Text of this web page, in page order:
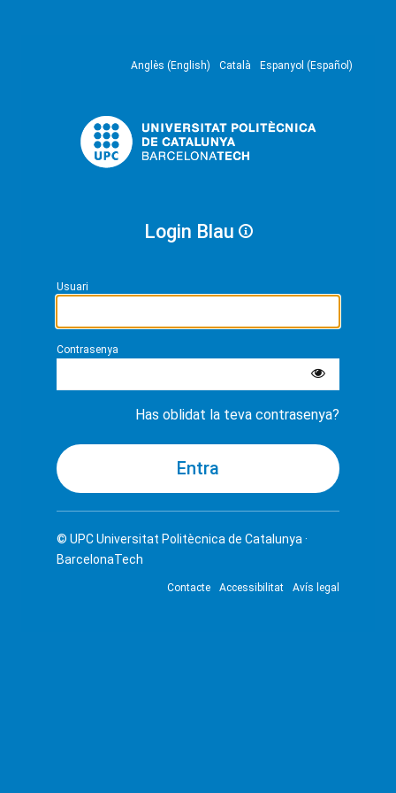
Anglès (English) Català Espanyol (Español)
Login Blau
Usuari
Contrasenya
Has oblidat la teva contrasenya?
© UPCUniversitat Politècnica de Catalunya ·
BarcelonaTech
Contacte Accessibilitat Avís legal